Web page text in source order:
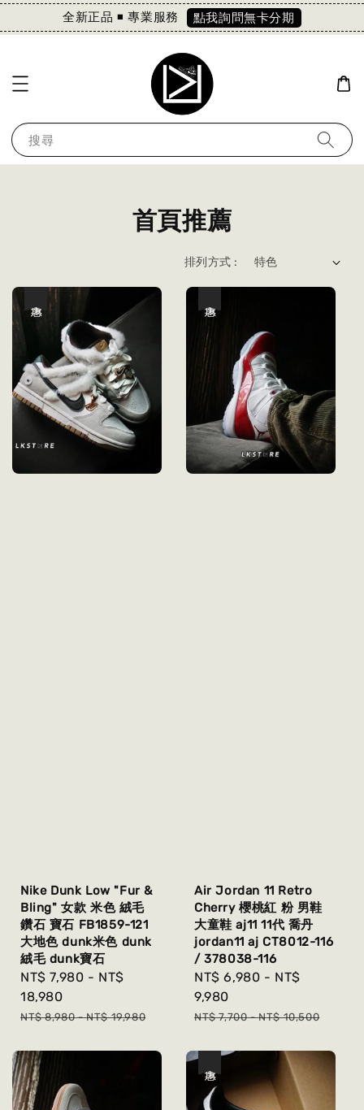
全新正品 ◾️ 專業服務 點我詢問無卡分期
搜尋
首頁推薦
排列方式 :
Nike Dunk Low "Fur &
Bling" 女款 米色 絨毛
鑽石 寶石 FB1859-121
大地色 dunk米色 dunk
絨毛 dunk寶石
Sale
price
NT$ 7,980 - NT$
18,980
Regular
NT$ 8,980-NT$ 19,980
Air Jordan 11 Retro
Cherry 櫻桃紅 粉 男鞋
大童鞋 aj11 11代 喬丹
jordan11 aj CT8012-116
/ 378038-116
Sale
price
NT$ 6,980 - NT$
9,980
Regular
NT$ 7,700-NT$ 10,500